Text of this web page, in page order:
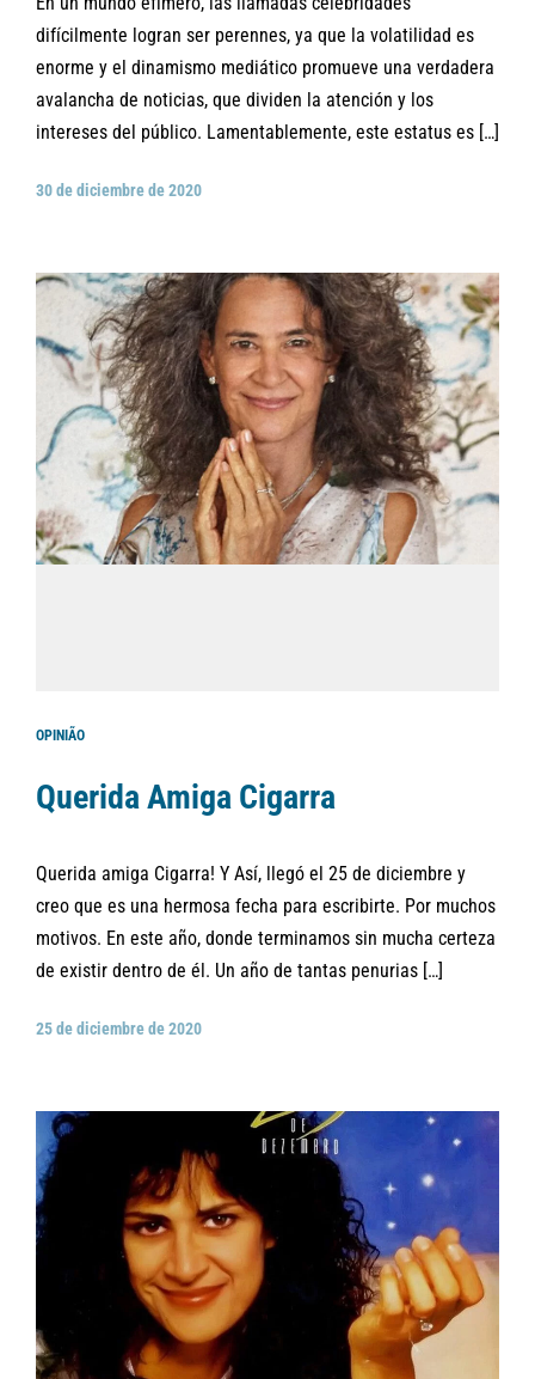
difícilmente logran ser perennes, ya que la volatilidad es
enorme y el dinamismo mediático promueve una verdadera
avalancha de noticias, que dividen la atención y los
intereses del público. Lamentablemente, este estatus es […]
30 de diciembre de 2020
OPINIÃO
Querida Amiga Cigarra
Querida amiga Cigarra! Y Así, llegó el 25 de diciembre y
creo que es una hermosa fecha para escribirte. Por muchos
motivos. En este año, donde terminamos sin mucha certeza
de existir dentro de él. Un año de tantas penurias […]
25 de diciembre de 2020